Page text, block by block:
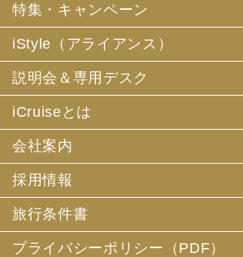
す。
3. お客様個人情報の第三者への提供
(1) 当社は、お申込みいただいた旅行サ
それらのサービスの受領のための手続に
保険の手続き上必要な範囲内で、それら
保険会社等に対し、お客様の氏名、性別
話番号またはメールアドレス、パスポー
トカード番号を電磁的方法等で送付する
(2) 当社は、旅行先でのお客様のお買い
め、当社の保有するお客様の個人デー
することがあります。この場合、お客様
ト番号及び搭乗される航空便名等に係
め電磁的方法等で送付することによって
特集・キャンペーン
iStyle（アライアンス）
説明会＆専用デスク
iCruiseとは
会社案内
採用情報
旅行条件書
プライバシーポリシー（PDF）